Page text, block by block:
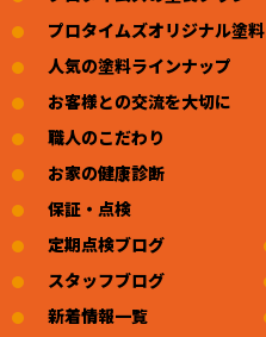
プロタイムズオリジナル塗料
人気の塗料ラインナップ
お客様との交流を大切に
職人のこだわり
お家の健康診断
保証・点検
定期点検ブログ
スタッフブログ
新着情報一覧